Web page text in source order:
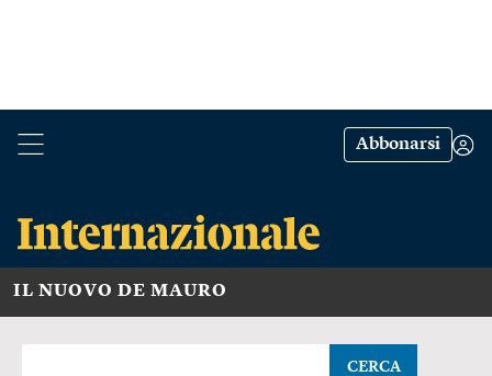
Abbonarsi
IL NUOVO DE MAURO
CERCA